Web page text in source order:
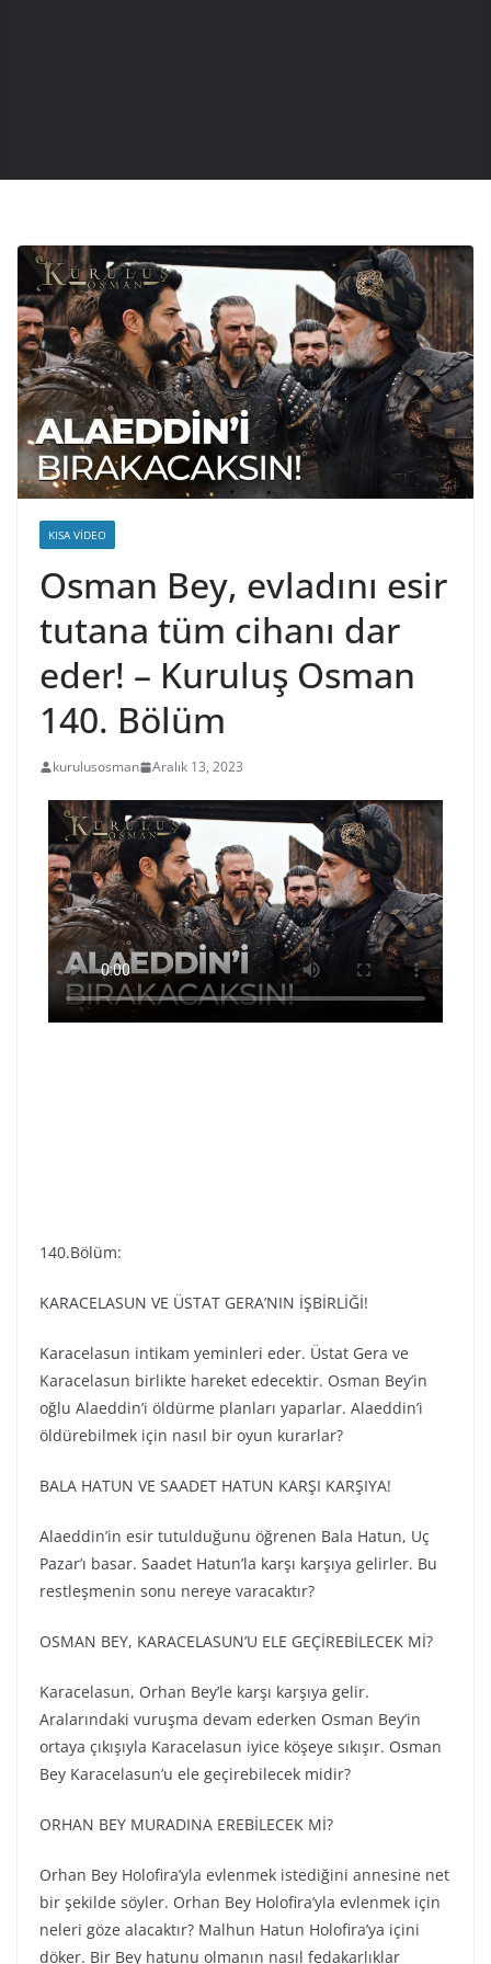
KISA VIDEO
Osman Bey, evladını esir
tutana tüm cihanı dar
eder! – Kuruluş Osman
140. Bölüm
kurulusosman Aralık 13, 2023
140.Bölüm:
KARACELASUN VE ÜSTAT GERA’NIN İŞBİRLİĞİ!
Karacelasun intikam yeminleri eder. Üstat Gera ve
Karacelasun birlikte hareket edecektir. Osman Bey’in
oğlu Alaeddin’i öldürme planları yaparlar. Alaeddin’i
öldürebilmek için nasıl bir oyun kurarlar?
BALA HATUN VE SAADET HATUN KARŞI KARŞIYA!
Alaeddin’in esir tutulduğunu öğrenen Bala Hatun, Uç
Pazar’ı basar. Saadet Hatun’la karşı karşıya gelirler. Bu
restleşmenin sonu nereye varacaktır?
OSMAN BEY, KARACELASUN’U ELE GEÇİREBİLECEK Mİ?
Karacelasun, Orhan Bey’le karşı karşıya gelir.
Aralarındaki vuruşma devam ederken Osman Bey’in
ortaya çıkışıyla Karacelasun iyice köşeye sıkışır. Osman
Bey Karacelasun’u ele geçirebilecek midir?
ORHAN BEY MURADINA EREBİLECEK Mİ?
Orhan Bey Holofira’yla evlenmek istediğini annesine net
bir şekilde söyler. Orhan Bey Holofira’yla evlenmek için
neleri göze alacaktır? Malhun Hatun Holofira’ya içini
döker. Bir Bey hatunu olmanın nasıl fedakarlıklar